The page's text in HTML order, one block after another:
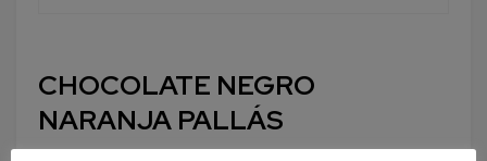
CHOCOLATE NEGRO
NARANJA PALLÁS